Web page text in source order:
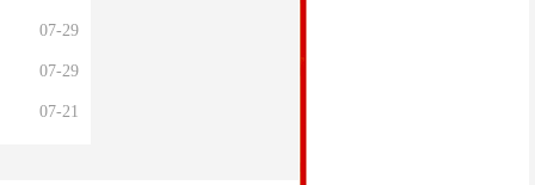
07-29
07-29
07-21